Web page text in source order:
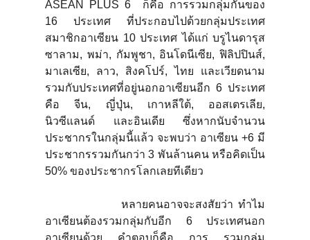
ASEAN PLUS 6 ก็คือ การรวมกลุ่มกันของ
16 ประเทศ ที่ประกอบไปด้วยกลุ่มประเทศ
สมาชิกอาเซียน 10 ประเทศ ได้แก่ บรูไนดารุส
ซาลาม, พม่า, กัมพูชา, อินโดนีเซีย, ฟิลิปปินส์,
มาเลเซีย, ลาว, สิงคโปร์, ไทย และเวียดนาม
รวมกับประเทศที่อยู่นอกอาเซียนอีก 6 ประเทศ
คือ จีน, ญี่ปุ่น, เกาหลีใต้, ออสเตรเลีย,
นิวซีแลนด์ และอินเดีย ซึ่งหากนับจำนวน
ประชากรในกลุ่มนี้แล้ว จะพบว่า อาเซียน +6 มี
ประชากรรวมกันกว่า 3 พันล้านคน หรือคิดเป็น
50% ของประชากรโลกเลยทีเดียว
หลายคนอาจจะสงสัยว่า ทำไม
อาเซียนต้องรวมกลุ่มกับอีก 6 ประเทศนอก
อาเซียนด้วย คำตอบก็คือ การ รวมกลุ่ม